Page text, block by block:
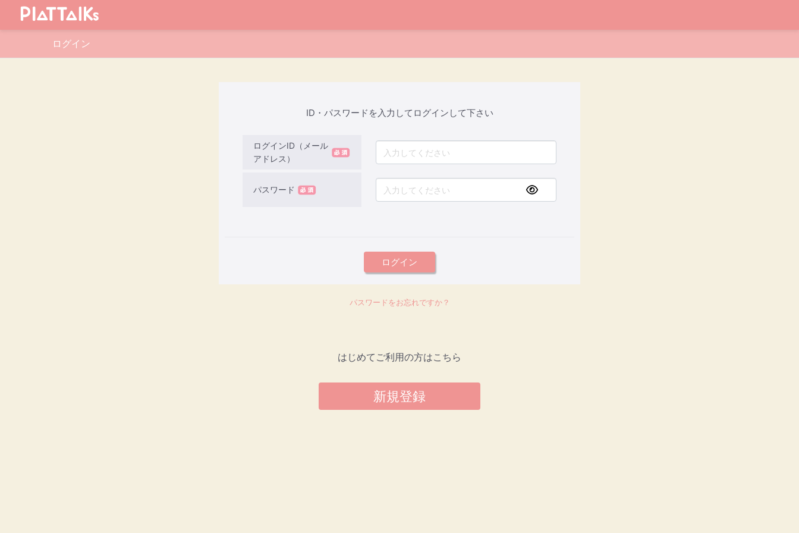
ログイン
ID・パスワードを入力してログインして下さい
ログインID（メール
アドレス）
パスワード
ログイン
パスワードをお忘れですか？
はじめてご利用の方はこちら
新規登録